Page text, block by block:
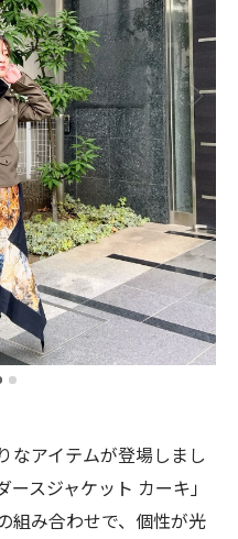
なアイテムが登場しまし
スジャケット カーキ」
組み合わせで、個性が光